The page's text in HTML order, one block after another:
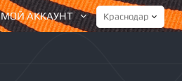
МОЙ АККАУНТ